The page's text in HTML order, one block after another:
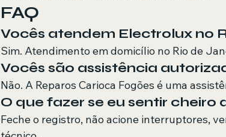
FAQ
Vocês atendem Electrolux no
Sim. Atendimento em domicílio no Rio de
Vocês são assistência
Não. A Reparos Carioca Fogões é uma
O que fazer se eu sentir cheiro
Feche o registro, não acione interruptores,